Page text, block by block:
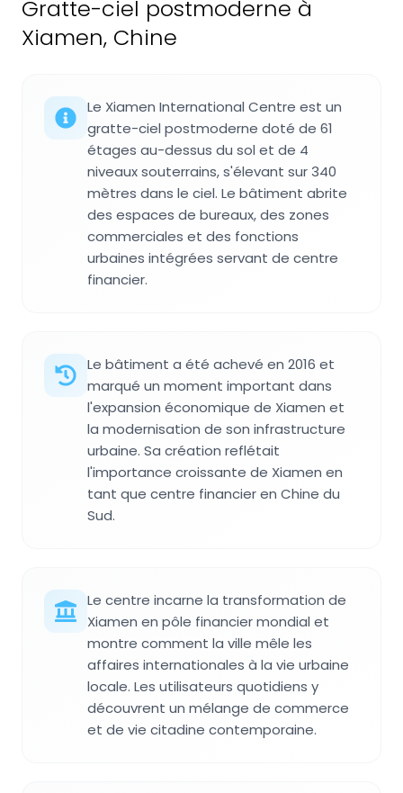
Gratte-ciel postmoderne à
Xiamen, Chine
Le Xiamen International Centre est un
gratte-ciel postmoderne doté de 61
étages au-dessus du sol et de 4
niveaux souterrains, s'élevant sur 340
mètres dans le ciel. Le bâtiment abrite
des espaces de bureaux, des zones
commerciales et des fonctions
urbaines intégrées servant de centre
financier.
Le bâtiment a été achevé en 2016 et
marqué un moment important dans
l'expansion économique de Xiamen et
la modernisation de son infrastructure
urbaine. Sa création reflétait
l'importance croissante de Xiamen en
tant que centre financier en Chine du
Sud.
Le centre incarne la transformation de
Xiamen en pôle financier mondial et
montre comment la ville mêle les
affaires internationales à la vie urbaine
locale. Les utilisateurs quotidiens y
découvrent un mélange de commerce
et de vie citadine contemporaine.